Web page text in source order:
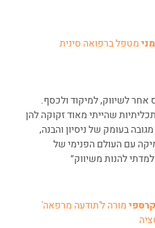
מטפל ברפואה סינית
אחר לשיווק, למיקוד ולכסף.
שהייתי מאוד זקוקה להן
בעומק של ניסיון והבנה,
עם העולם הפנימי של
להנות משיווק״
מורה ל'תודעה מרפאה'